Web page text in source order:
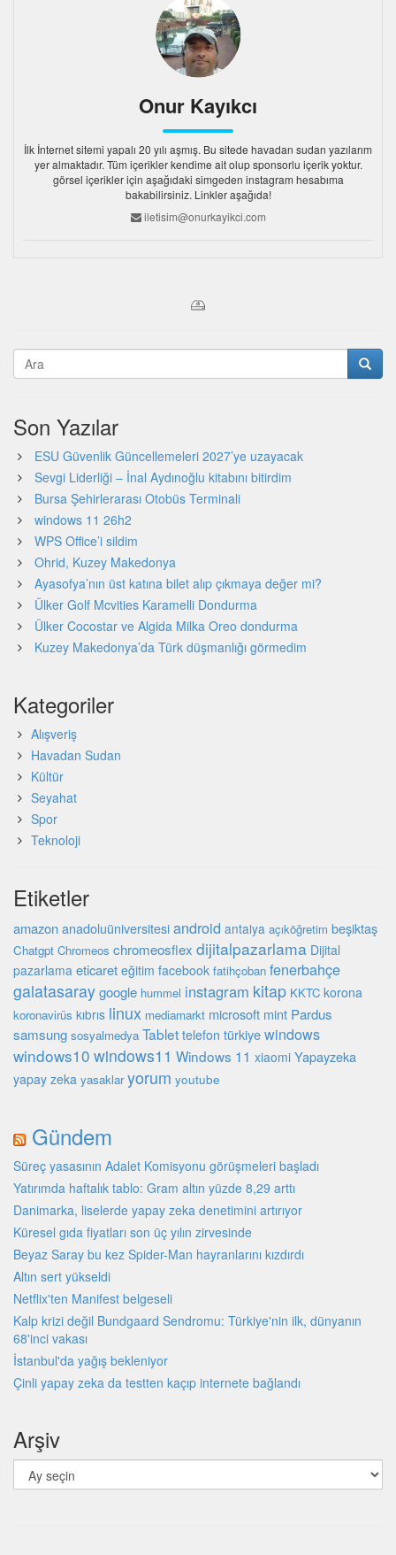
Onur Kayıkcı
İlk İnternet sitemi yapalı 20 yılı aşmış. Bu sitede havadan sudan yazılarım
yer almaktadır. Tüm içerikler kendime ait olup sponsorlu içerik yoktur.
görsel içerikler için aşağıdaki simgeden instagram hesabıma
bakabilirsiniz. Linkler aşağıda!
iletisim@onurkayikci.com
Son Yazılar
ESU Güvenlik Güncellemeleri 2027’ye uzayacak
Sevgi Liderliği – İnal Aydınoğlu kitabını bitirdim
Bursa Şehirlerarası Otobüs Terminali
windows 11 26h2
WPS Office’i sildim
Ohrid, Kuzey Makedonya
Ayasofya’nın üst katına bilet alıp çıkmaya değer mi?
Ülker Golf Mcvities Karamelli Dondurma
Ülker Cocostar ve Algida Milka Oreo dondurma
Kuzey Makedonya’da Türk düşmanlığı görmedim
Kategoriler
Alışveriş
Havadan Sudan
Kültür
Seyahat
Spor
Teknoloji
Etiketler
amazon anadoluüniversitesi android antalya açıköğretim beşiktaş
Chatgpt Chromeos chromeosflex dijitalpazarlama Dijital
pazarlama eticaret eğitim facebook fatihçoban fenerbahçe
galatasaraygoogle hummel instagram kitap KKTC korona
koronavirüs kıbrıs linux mediamarkt microsoft mint Pardus
samsung sosyalmedya Tablet telefon türkiyewindows
windows10 windows11 Windows 11 xiaomi Yapayzeka
yapay zeka yasaklar yorum youtube
Gündem
Süreç yasasının Adalet Komisyonu görüşmeleri başladı
Yatırımda haftalık tablo: Gram altın yüzde 8,29 arttı
Danimarka, liselerde yapay zeka denetimini artırıyor
Küresel gıda fiyatları son üç yılın zirvesinde
Beyaz Saray bu kez Spider-Man hayranlarını kızdırdı
Altın sert yükseldi
Netflix'ten Manifest belgeseli
Kalp krizi değil Bundgaard Sendromu: Türkiye'nin ilk, dünyanın
68'inci vakası
İstanbul'da yağış bekleniyor
Çinli yapay zeka da testten kaçıp internete bağlandı
Arşiv
Arşiv